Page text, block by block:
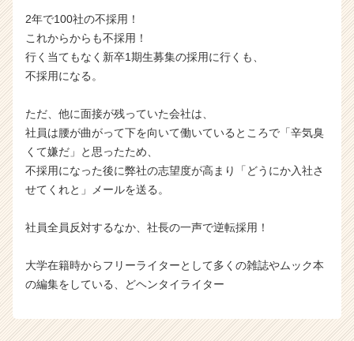
2年で100社の不採用！
これからからも不採用！
行く当てもなく新卒1期生募集の採用に行くも、
不採用になる。
ただ、他に面接が残っていた会社は、
社員は腰が曲がって下を向いて働いているところで「辛気臭
くて嫌だ」と思ったため、
不採用になった後に弊社の志望度が高まり「どうにか入社さ
せてくれと」メールを送る。
社員全員反対するなか、社長の一声で逆転採用！
大学在籍時からフリーライターとして多くの雑誌やムック本
の編集をしている、どヘンタイライター